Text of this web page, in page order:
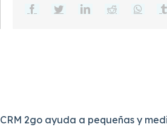
FacebookTwitterLinkedInReddit
CRM 2go ayuda a pequeñas y